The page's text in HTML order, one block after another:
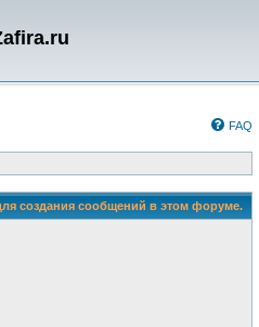
FAQ
создания сообщений в этом форуме.